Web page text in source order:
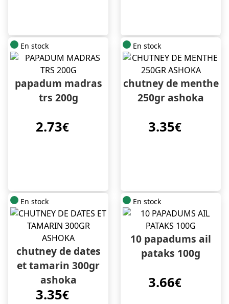
En stock
papadum madras
trs 200g
2.73€
En stock
chutney de menthe
250gr ashoka
3.35€
En stock
chutney de dates
et tamarin 300gr
ashoka
3.35€
En stock
10 papadums ail
pataks 100g
3.66€